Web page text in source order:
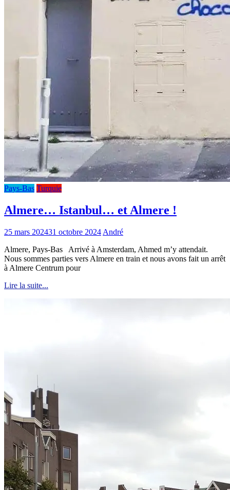
Pays-Bas Turquie
Almere… Istanbul… et Almere !
25 mars 202431 octobre 2024 André
Almere, Pays-Bas Arrivé à Amsterdam, Ahmed m’y attendait.
Nous sommes parties vers Almere en train et nous avons fait un arrêt
à Almere Centrum pour
Lire la suite...